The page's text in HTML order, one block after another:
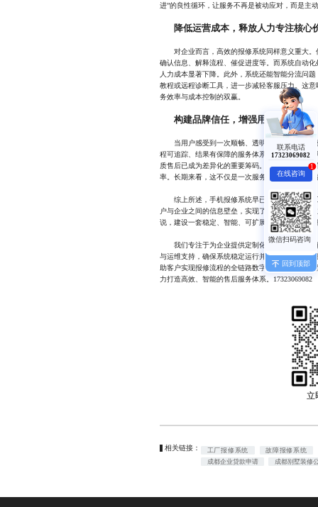
进”的良性循环，让服务不再是被动应对，而是主
降低运营成本，释放人力专注核心
对企业而言，高效的报修系统同样意义重大。
确认信息、解释流程、催促进度等。而系统自动
人力成本显著下降。此外，系统还能智能分流问
教程或远程诊断工具，进一步减轻客服压力。这
务效率与成本控制的双赢。
构建品牌信任，增强用户忠诚度
当用户感受到一次顺畅、透明、快速的维修体
程可追踪、结果有保障的服务体系，无形中增强
质售后已成为差异化的重要筹码。那些拥有成熟
率。长期来看，这不仅是一次服务升级，更是品牌
综上所述，手机报修系统早已不只是一个技术
户与企业之间的信息壁垒，实现了从“被动响应”
说，建设一套稳定、智能、可扩展的报修系统，
我们专注于为企业提供定制化的手机报修系统
与运维支持，确保系统稳定运行并持续迭代。团
助客户实现报修流程的全链路数字化。无论是中
力打造高效、智能的售后服务体系。17323069082
立
相关链接： 工厂报修系统
故障报修系统
成都企业贷款申请
成都别墅装修
联系电话
17323069082
在线咨询
1
回到顶部